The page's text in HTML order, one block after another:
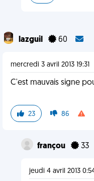
lazguil 60
mercredi 3 avril 2013 19:31
C'est mauvais signe
23 86
françou 33
jeudi 4 avril 2013